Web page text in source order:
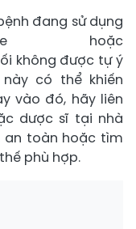
đang sử dụng
hoặc
không được tự ý
có thể khiến
vào đó, hãy liên
dược sĩ tại nhà
an toàn hoặc tìm
phù hợp.